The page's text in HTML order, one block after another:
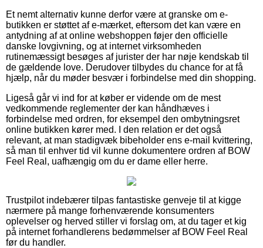
Et nemt alternativ kunne derfor være at granske om e-
butikken er støttet af e-mærket, eftersom det kan være en
antydning af at online webshoppen føjer den officielle
danske lovgivning, og at internet virksomheden
rutinemæssigt besøges af jurister der har nøje kendskab til
de gældende love. Derudover tilbydes du chance for at få
hjælp, når du møder besvær i forbindelse med din shopping.
Ligeså går vi ind for at køber er vidende om de mest
vedkommende reglementer der kan håndhæves i
forbindelse med ordren, for eksempel den ombytningsret
online butikken kører med. I den relation er det også
relevant, at man stadigvæk bibeholder ens e-mail kvittering,
så man til enhver tid vil kunne dokumentere ordren af BOW
Feel Real, uafhængig om du er dame eller herre.
Trustpilot indebærer tilpas fantastiske genveje til at kigge
nærmere på mange forhenværende konsumenters
oplevelser og herved stiller vi forslag om, at du tager et kig
på internet forhandlerens bedømmelser af BOW Feel Real
før du handler.